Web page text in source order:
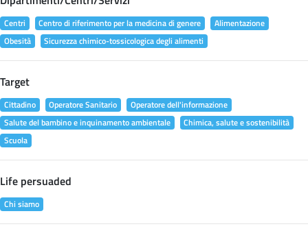
Centri Centro di riferimento per la medicina di genere
Alimentazione
Obesità
Sicurezza chimico-tossicologica degli alimenti
Target
Cittadino Operatore Sanitario
Operatore dell'informazione
Salute del bambino e inquinamento ambientale
Chimica, salute e sostenibilità
Scuola
Life persuaded
Chi siamo